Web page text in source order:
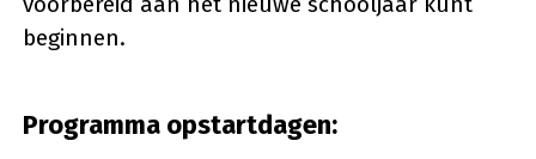
beginnen.
Programma opstartdagen: